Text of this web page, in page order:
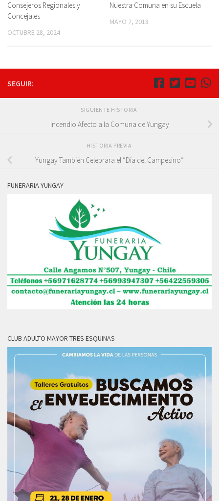
Consejeros Regionales y
Concejales
OCTUBRE 28, 2024
Nuestra Comuna en su Escuela
MAYO 7, 2018
SEGUIR:
SIGUIENTE HISTORIA
Incendio Afecto a la Comuna de Yungay
HISTORIA PREVIA
Yungay También Celebrara el “Día del Campesino”
FUNERARIA YUNGAY
CLUB ADULTO MAYOR TRES ESQUINAS